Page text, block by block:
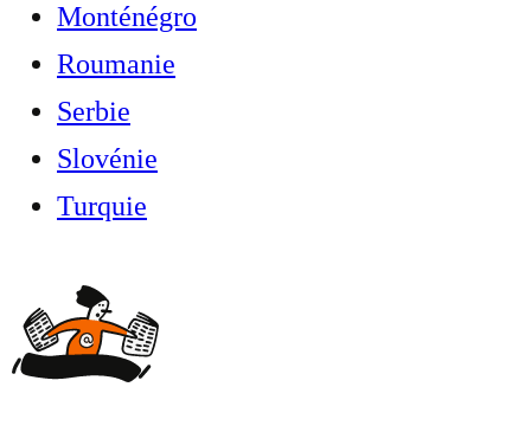
Monténégro
Roumanie
Serbie
Slovénie
Turquie